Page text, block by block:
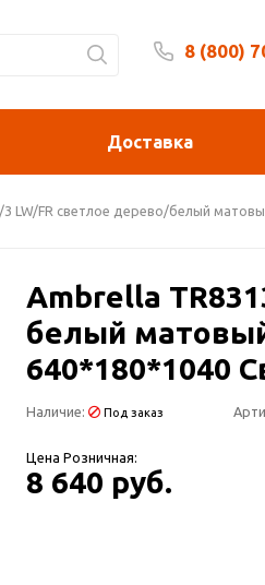
8 (800)
Доставка
LW/FR светлое дерево/белый
Ambrella
белый
640*180*1040
Наличие: Под заказ
Цена Розничная:
8 640 руб.